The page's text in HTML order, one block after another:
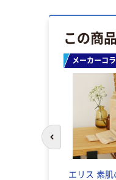
この商
メーカーコ
エリス 素
前のスライドへ